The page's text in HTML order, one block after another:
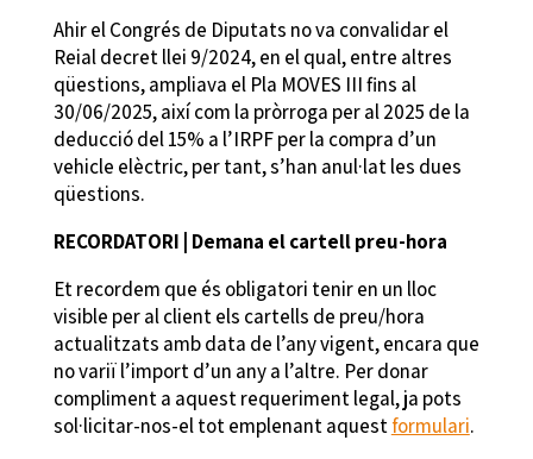
Ahir el Congrés de Diputats no va convalidar el
Reial decret llei 9/2024, en el qual, entre altres
qüestions, ampliava el Pla MOVES III fins al
30/06/2025, així com la pròrroga per al 2025 de la
deducció del 15% a l’IRPF per la compra d’un
vehicle elèctric, per tant, s’han anul·lat les dues
qüestions.
RECORDATORI | Demana el cartell preu-hora
Et recordem que és obligatori tenir en un lloc
visible per al client els cartells de preu/hora
actualitzats amb data de l’any vigent, encara que
no variï l’import d’un any a l’altre. Per donar
compliment a aquest requeriment legal, ja pots
sol·licitar-nos-el tot emplenant aquestformulari.